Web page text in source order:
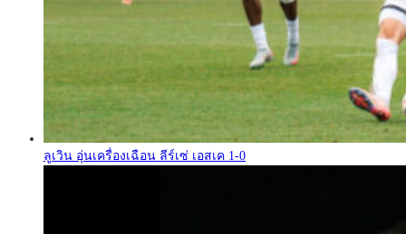
ลูเวิน อุ่นเครื่องเฉือน ลีร์เซ่ เอสเค 1-0